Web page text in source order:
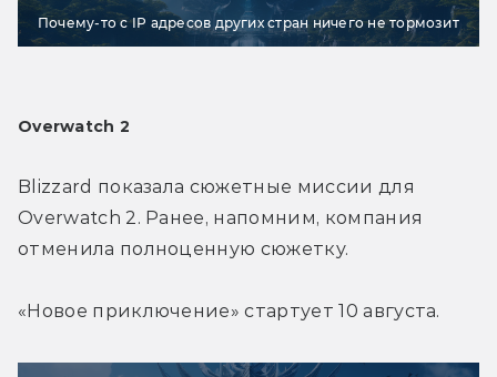
Почему-то с IP адресов других стран ничего не тормозит
Overwatch 2
Blizzard показала сюжетные миссии для
Overwatch 2. Ранее, напомним, компания
отменила полноценную сюжетку.
«Новое приключение» стартует 10 августа.